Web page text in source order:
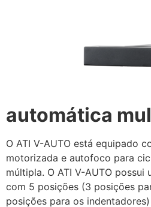
automática
O ATI V-AUTO está equipado
motorizada e autofoco para
múltipla. O ATI V-AUTO
com 5 posições (3 posições
posições para os